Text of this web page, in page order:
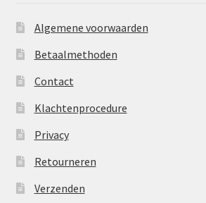
Algemene voorwaarden
Betaalmethoden
Contact
Klachtenprocedure
Privacy
Retourneren
Verzenden